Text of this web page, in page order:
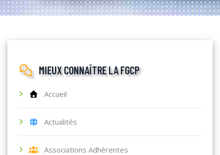
MIEUX CONNAÎTRE LA FGCP
Accueil
Actualités
Associations Adhèrentes